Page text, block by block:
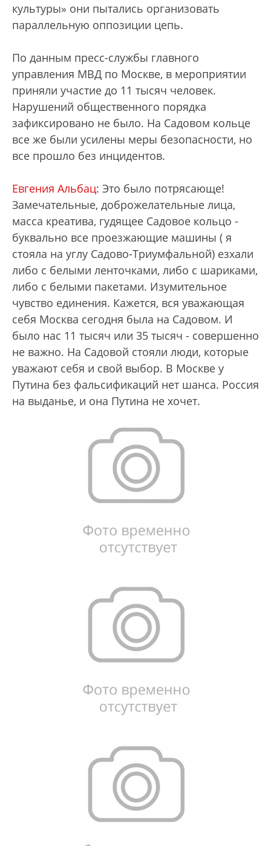
культуры» они пытались организовать
параллельную оппозиции цепь.
По данным пресс-службы главного
управления МВД по Москве, в мероприятии
приняли участие до 11 тысяч человек.
Нарушений общественного порядка
зафиксировано не было. На Садовом кольце
все же были усилены меры безопасности, но
все прошло без инцидентов.
Евгения Альбац: Это было потрясающе!
Замечательные, доброжелательные лица,
масса креатива, гудящее Садовое кольцо -
буквально все проезжающие машины ( я
стояла на углу Садово-Триумфальной) езхали
либо с белыми ленточками, либо с шариками,
либо с белыми пакетами. Изумительное
чувство единения. Кажется, вся уважающая
себя Москва сегодня была на Садовом. И
было нас 11 тысяч или 35 тысяч - совершенно
не важно. На Садовой стояли люди, которые
уважают себя и свой выбор. В Москве у
Путина без фальсификаций нет шанса. Россия
на выданье, и она Путина не хочет.